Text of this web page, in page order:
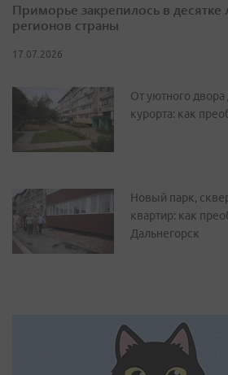
Приморье закрепилось в десятке
регионов страны
17.07.2026
От уютного
курорта: как
Новый парк,
квартир: как
Дальнегорск